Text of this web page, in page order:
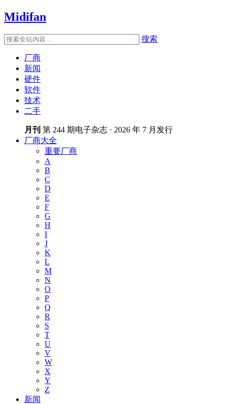
Midifan
搜索
厂商
新闻
硬件
软件
技术
二手
月刊 第 244 期电子杂志 · 2026 年 7 月发行
厂商大全
重要厂商
A
B
C
D
E
F
G
H
I
J
K
L
M
N
O
P
Q
R
S
T
U
V
W
X
Y
Z
新闻